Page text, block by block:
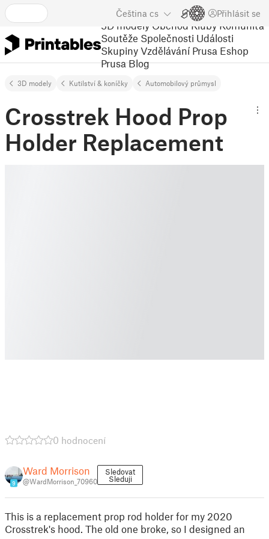
Čeština cs Přihlásit se
3D modely Obchod Kluby Komunita
Soutěže Společnosti Události
Skupiny Vzdělávání Prusa Eshop
Prusa Blog
3D modely Kutilství & koníčky Automobilový průmysl
Crosstrek Hood Prop
Holder Replacement
0 hodnocení
9
Ward Morrison
@WardMorrison_70960
Sledovat
Sleduji
This is a replacement prop rod holder for my 2020
Crosstrek's hood. The old one broke, so I designed an